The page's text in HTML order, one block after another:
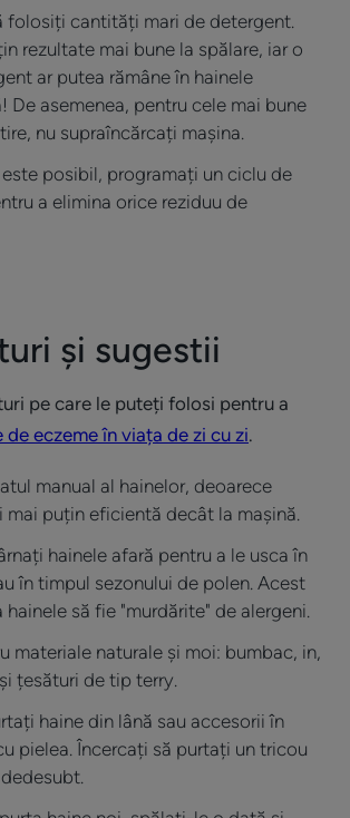
folosiți cantități mari de detergent.
rezultate mai bune la spălare, iar o
ar putea rămâne în hainele
De asemenea, pentru cele mai bune
nu supraîncărcați mașina.
posibil, programați un ciclu de
a elimina orice reziduu de
și sugestii
pe care le puteți folosi pentru a
de eczeme în viața de zi cu zi.
manual al hainelor, deoarece
puțin eficientă decât la mașină.
hainele afară pentru a le usca în
în timpul sezonului de polen. Acest
hainele să fie "murdărite" de alergeni.
materiale naturale și moi: bumbac, in,
țesături de tip terry.
haine din lână sau accesorii în
pielea. Încercați să purtați un tricou